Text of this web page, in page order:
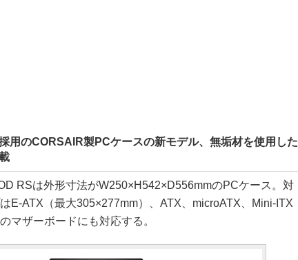
用のCORSAIR製PCケースの新モデル、無垢材を使用した
RSは外形寸法がW250×H542×D556mmのPCケース。対
E-ATX（最大305×277mm）、ATX、microATX、Mini-ITX
マザーボードにも対応する。